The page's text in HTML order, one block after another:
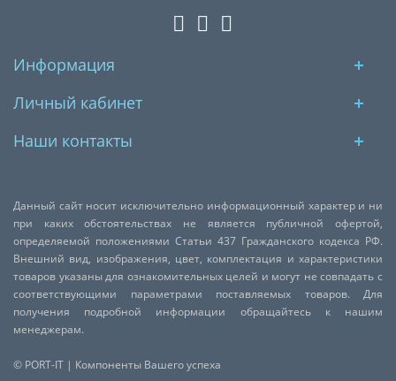
Информация
Личный кабинет
Наши контакты
Данный сайт носит исключительно информационный характер и ни
при каких обстоятельствах не является публичной офертой,
определяемой положениями Статьи 437 Гражданского кодекса РФ.
Внешний вид, изображения, цвет, комплектация и характеристики
товаров указаны для ознакомительных целей и могут не совпадать с
соответствующими параметрами поставляемых товаров. Для
получения подробной информации обращайтесь к нашим
менеджерам.
© PORT-IT | Компоненты Вашего успеха